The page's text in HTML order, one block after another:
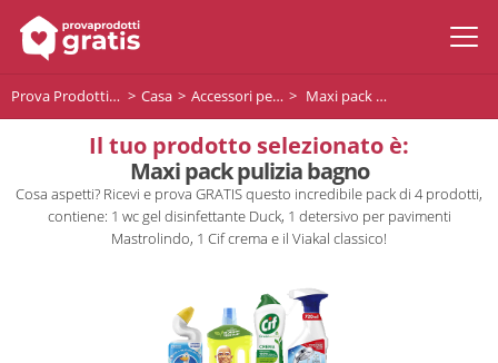
Prova Prodotti Gratis Casa Accessori per la pulizia Maxi pack pulizia bagno
Il tuo prodotto selezionato è:
Maxi pack pulizia bagno
Cosa aspetti? Ricevi e prova GRATIS questo incredibile pack di 4 prodotti,
contiene: 1 wc gel disinfettante Duck, 1 detersivo per pavimenti
Mastrolindo, 1 Cif crema e il Viakal classico!